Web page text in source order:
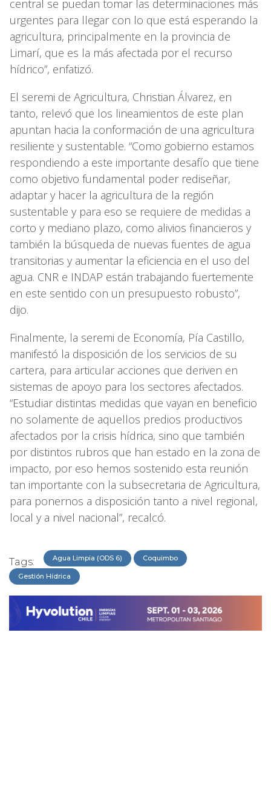
central se puedan tomar las determinaciones más
urgentes para llegar con lo que está esperando la
agricultura, principalmente en la provincia de
Limarí, que es la más afectada por el recurso
hídrico”, enfatizó.
El seremi de Agricultura, Christian Álvarez, en
tanto, relevó que los lineamientos de este plan
apuntan hacia la conformación de una agricultura
resiliente y sustentable. “Como gobierno estamos
respondiendo a este importante desafío que tiene
como objetivo fundamental poder rediseñar,
adaptar y hacer la agricultura de la región
sustentable y para eso se requiere de medidas a
corto y mediano plazo, como alivios financieros y
también la búsqueda de nuevas fuentes de agua
transitorias y aumentar la eficiencia en el uso del
agua. CNR e INDAP están trabajando fuertemente
en este sentido con un presupuesto robusto”,
dijo.
Finalmente, la seremi de Economía, Pía Castillo,
manifestó la disposición de los servicios de su
cartera, para articular acciones que deriven en
sistemas de apoyo para los sectores afectados.
“Estudiar distintas medidas que vayan en beneficio
no solamente de aquellos predios productivos
afectados por la crisis hídrica, sino que también
por distintos rubros que han estado en la zona de
impacto, por eso hemos sostenido esta reunión
tan importante con la subsecretaria de Agricultura,
para ponernos a disposición tanto a nivel regional,
local y a nivel nacional”, recalcó.
Tags: Agua Limpia (ODS 6) Coquimbo
Gestión Hídrica